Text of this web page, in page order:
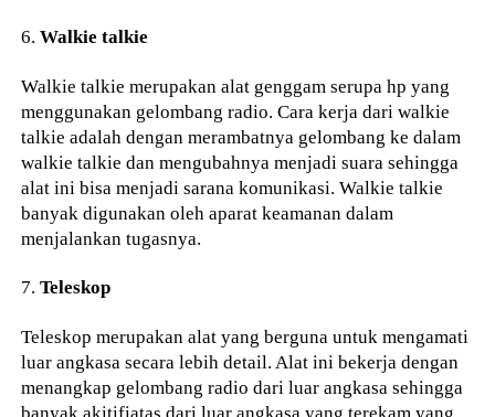
6.Walkie talkie
Walkie talkie merupakan alat genggam serupa hp yang
menggunakan gelombang radio. Cara kerja dari walkie
talkie adalah dengan merambatnya gelombang ke dalam
walkie talkie dan mengubahnya menjadi suara sehingga
alat ini bisa menjadi sarana komunikasi. Walkie talkie
banyak digunakan oleh aparat keamanan dalam
menjalankan tugasnya.
7.Teleskop
Teleskop merupakan alat yang berguna untuk mengamati
luar angkasa secara lebih detail. Alat ini bekerja dengan
menangkap gelombang radio dari luar angkasa sehingga